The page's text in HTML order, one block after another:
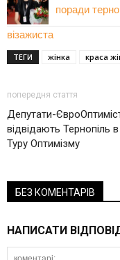
поради
ТЕГИ жінка краса
попередня стаття
Депутати-
відвідають Тернопіль
Туру Оптимізму
БЕЗ КОМЕНТАРІВ
НАПИСАТИ